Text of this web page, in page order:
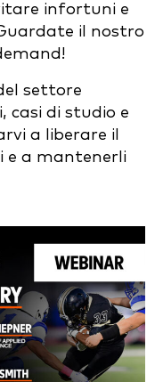
infortuni e
il nostro
settore
casi di studio e
a liberare il
e a mantenerli